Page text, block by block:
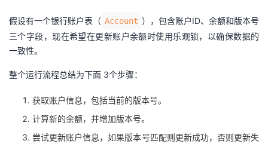
假设有一个银行账户表（ Account ），包含账户ID、余额和版本号
三个字段，现在希望在更新账户余额时使用乐观锁，以确保数据的
一致性。
整个运行流程总结为下面 3个步骤：
获取账户信息，包括当前的版本号。
计算新的余额，并增加版本号。
尝试更新账户信息，如果版本号匹配则更新成功，否则更新失